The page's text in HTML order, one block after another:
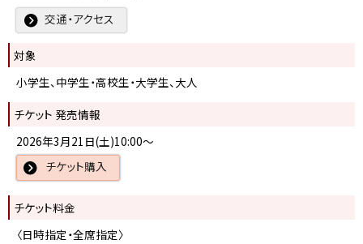
交通・アクセス
対象
小学生、中学生・高校生・大学生、大人
チケット 発売情報
2026年3月21日(土)10:00～
チケット購入
チケット料金
〈日時指定・全席指定〉